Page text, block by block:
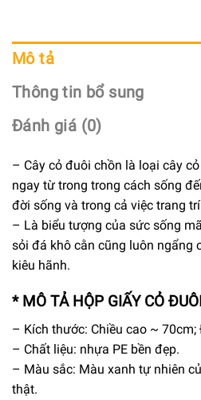
Mô tả
Thông tin bổ sung
Đánh giá (0)
– Cây cỏ đuôi chồn là loại cây
ngay từ trong trong cách sống
đời sống và trong cả việc trang
– Là biểu tượng của sức sống
sỏi đá khô cằn cũng luôn ngẩng
kiêu hãnh.
* MÔ TẢ HỘP GIẤY CỎ
– Kích thước: Chiều cao ~
– Chất liệu: nhựa PE bền đẹp.
– Màu sắc: Màu xanh tự nhiên
thật.